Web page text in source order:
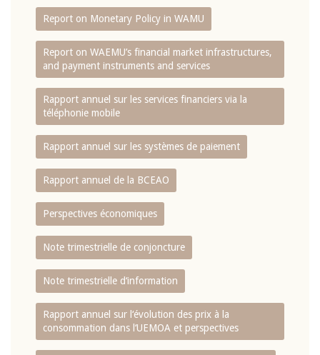
Report on Monetary Policy in WAMU
Report on WAEMU’s financial market infrastructures,
and payment instruments and services
Rapport annuel sur les services financiers via la
téléphonie mobile
Rapport annuel sur les systèmes de paiement
Rapport annuel de la BCEAO
Perspectives économiques
Note trimestrielle de conjoncture
Note trimestrielle d‘information
Rapport annuel sur l‘évolution des prix à la
consommation dans l‘UEMOA et perspectives